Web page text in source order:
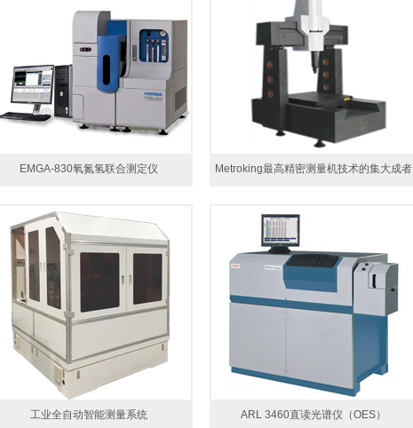
EMGA-830氧氮氢联合测定仪 Metroking最高精密测量机技术的集大成者
工业全自动智能测量系统 ARL 3460直读光谱仪（OES）